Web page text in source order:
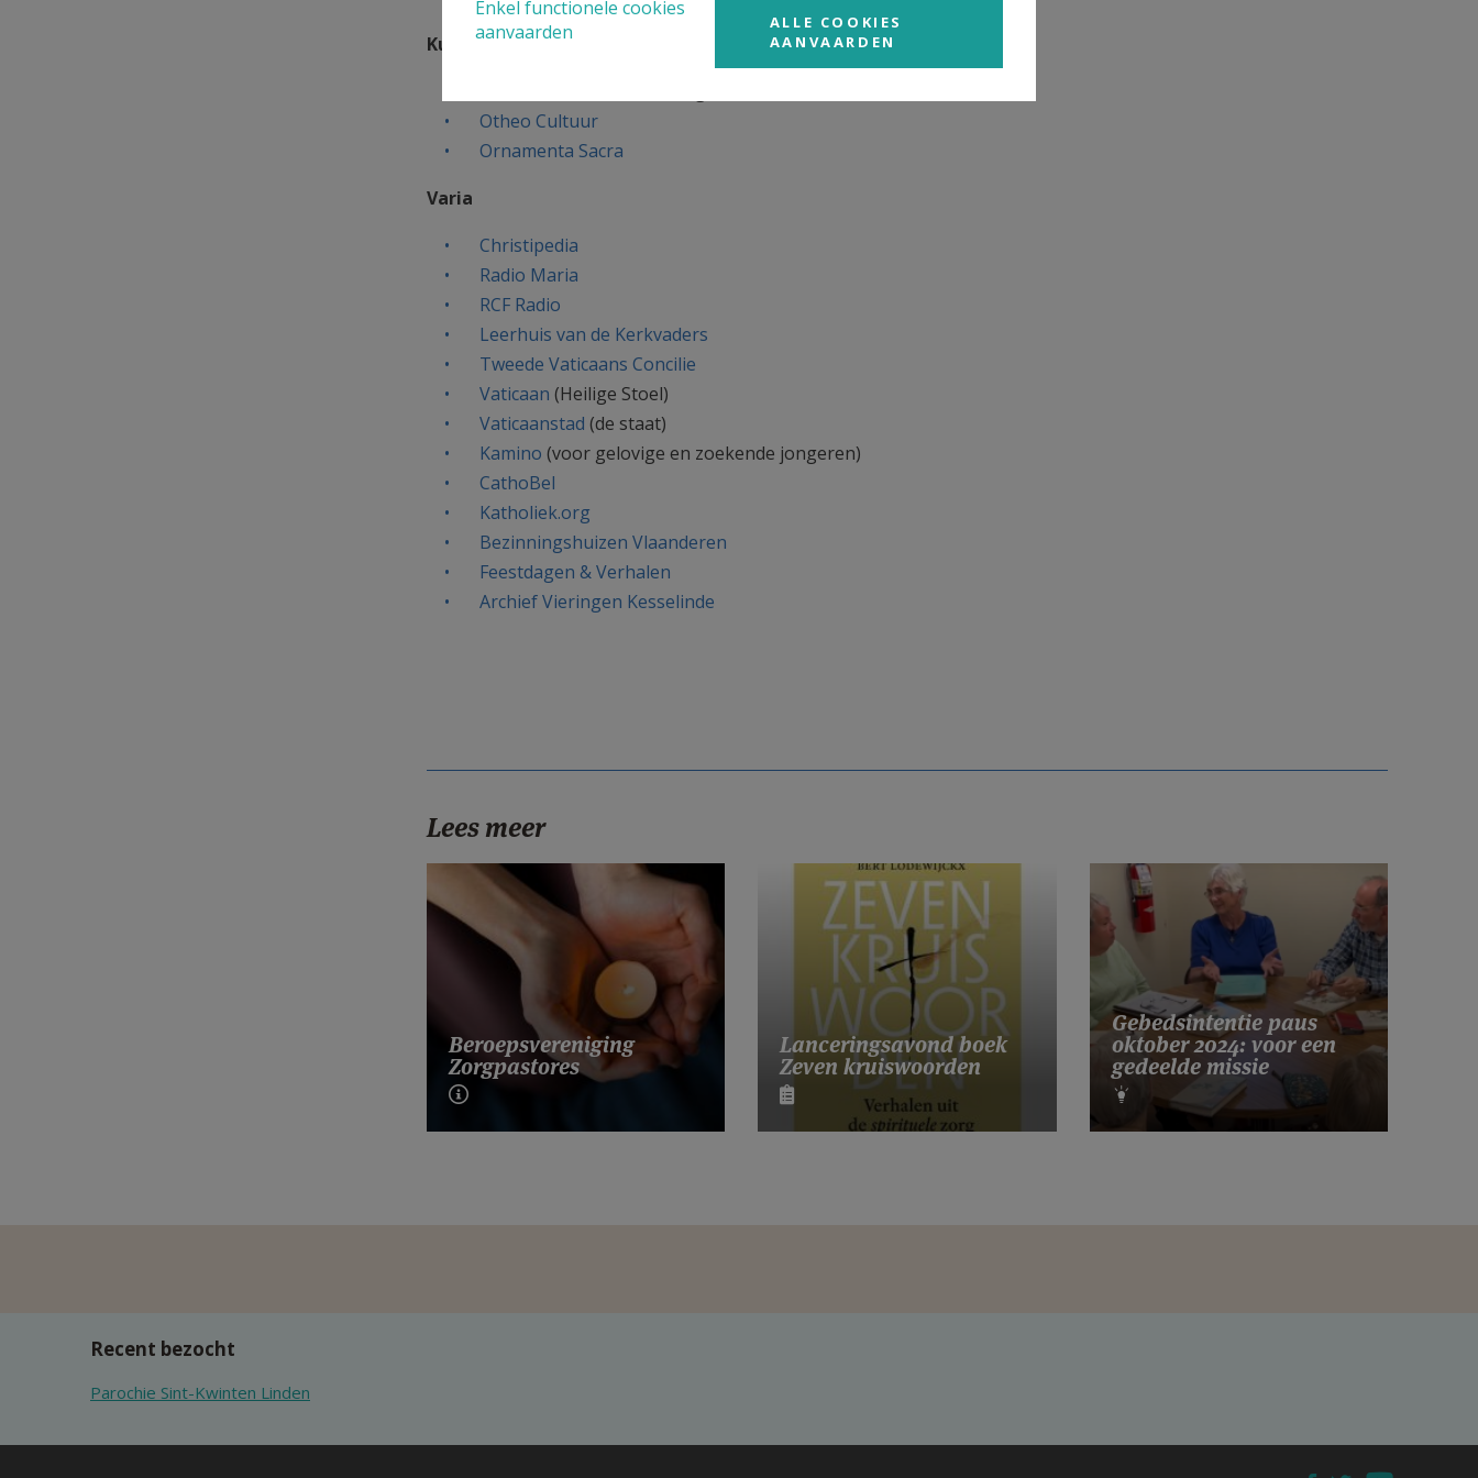
Kunst en Cultuur
Otheo Cultuur
Ornamenta Sacra
Varia
Christipedia
Radio Maria
RCF Radio
Leerhuis van de Kerkvaders
Tweede Vaticaans Concilie
Vaticaan (Heilige Stoel)
Vaticaanstad (de staat)
Kamino (voor gelovige en zoekende jongeren)
CathoBel
Katholiek.org
Bezinningshuizen Vlaanderen
Feestdagen & Verhalen
Archief Vieringen Kesselinde
Lees meer
Beroepsvereniging
Zorgpastores
Lanceringsavond boek
Zeven kruiswoorden
Gebedsintentie paus
oktober 2024: voor een
gedeelde missie
Recent bezocht
Parochie Sint-Kwinten Linden
Enkel functionele cookies
aanvaarden
ALLE COOKIES
AANVAARDEN